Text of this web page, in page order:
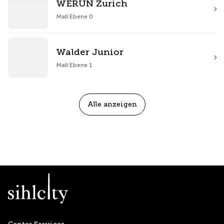
WERUN Zurich
Mall Ebene 0
Walder Junior
Mall Ebene 1
Alle anzeigen